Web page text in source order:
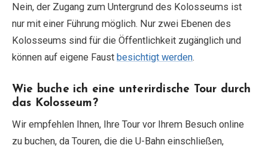
Nein, der Zugang zum Untergrund des Kolosseums ist
nur mit einer Führung möglich. Nur zwei Ebenen des
Kolosseums sind für die Öffentlichkeit zugänglich und
können auf eigene Faust besichtigt werden.
Wie buche ich eine unterirdische Tour durch
das Kolosseum?
Wir empfehlen Ihnen, Ihre Tour vor Ihrem Besuch online
zu buchen, da Touren, die die U-Bahn einschließen,